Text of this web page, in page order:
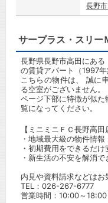
長野
サープラス・スリ
長野県長野市高田にあ
の賃貸アパート（1997年
こちらの物件は、 誠に
る空室がございません。
ページ下部に特徴が似
覧になってください。
【ミニミニＦＣ長野高
・地域最大級の物件情報
・初期費用をできるだけ
・新生活の不安を解消
内見や資料請求などはお
TEL： 026-267-6777
営業時間：10:00～18:00